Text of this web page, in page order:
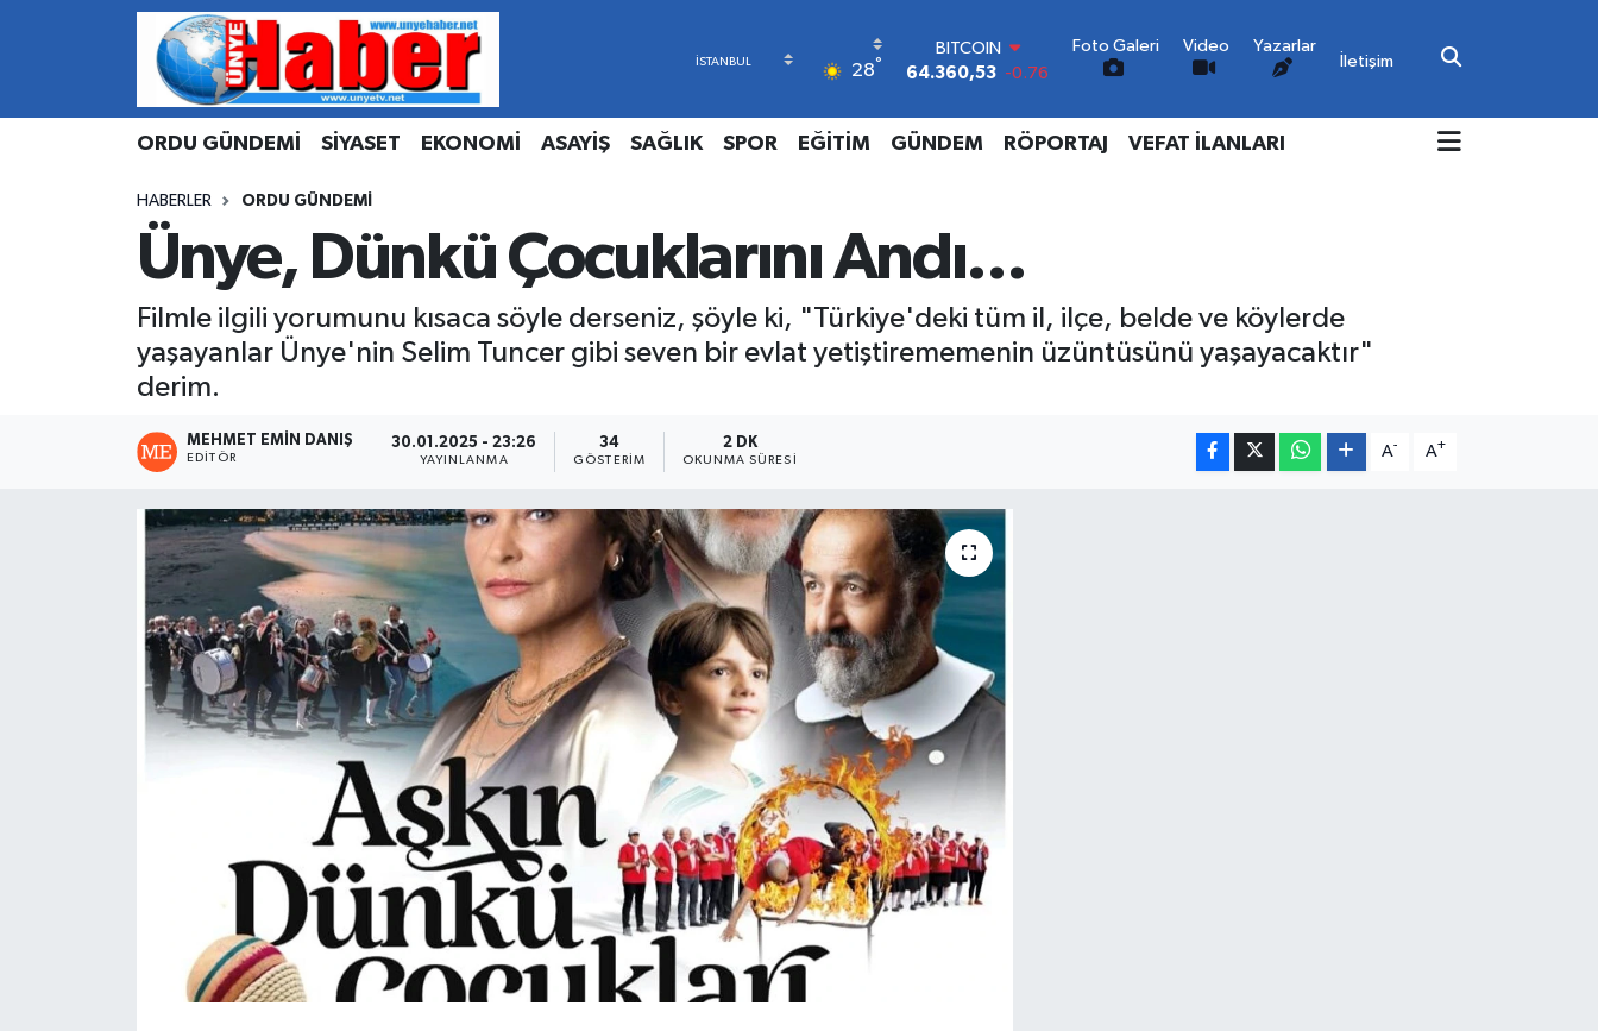
28°
64.360,53
EURO
GRAM ALTIN
6574.81
13.887 64
Foto Galeri Video
Yazarlar
İletişim
ORDU GÜNDEMİ SİYASET EKONOMİ ASAYİŞ SAĞLIK SPOR EĞİTİM GÜNDEM RÖPORTAJ VEFAT İLANLARI
HABERLER ORDU GÜNDEMİ
Ünye, Dünkü Çocuklarını Andı...
Filmle ilgili yorumunu kısaca söyle derseniz, şöyle ki, "Türkiye'deki tüm il, ilçe, belde ve köylerde
yaşayanlar Ünye'nin Selim Tuncer gibi seven bir evlat yetiştirememenin üzüntüsünü yaşayacaktır"
derim.
MEHMET EMIN DANIŞ
EDITÖR
30.01.2025 - 23:26
YAYINLANMA
34
GÖSTERIM
2 DK
OKUNMA SÜRESI
A- A+
Hava Durumu
Trafik Durumu
Süper Lig Puan Durumu ve Fikstür
Tüm Manşetler
Son Dakika Haberleri
Haber Arşivi